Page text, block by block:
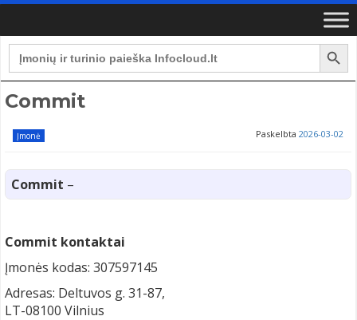
Search
for:
Search Button
Commit
Įmonė Paskelbta 2026-03-02
Commit –
Commit kontaktai
Įmonės kodas: 307597145
Adresas: Deltuvos g. 31-87,
LT-08100 Vilnius